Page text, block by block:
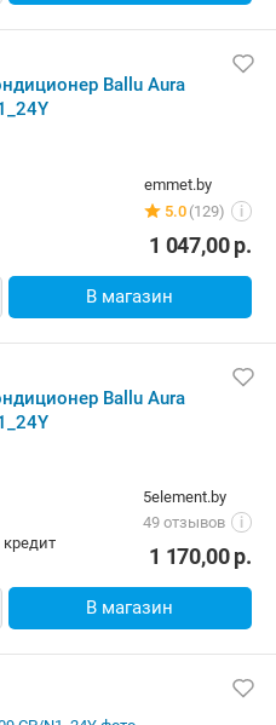
Ballu Aura
emmet.by
5.0 (129) i
1 047,00р.
В магазин
Ballu Aura
5element.by
49 отзывов
i
кредит
1 170,00р.
В магазин